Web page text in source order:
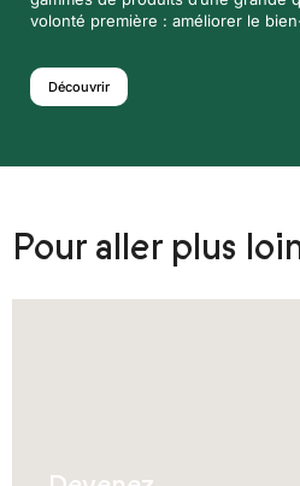
volonté première : améliorer le
Découvrir
Pour aller plus